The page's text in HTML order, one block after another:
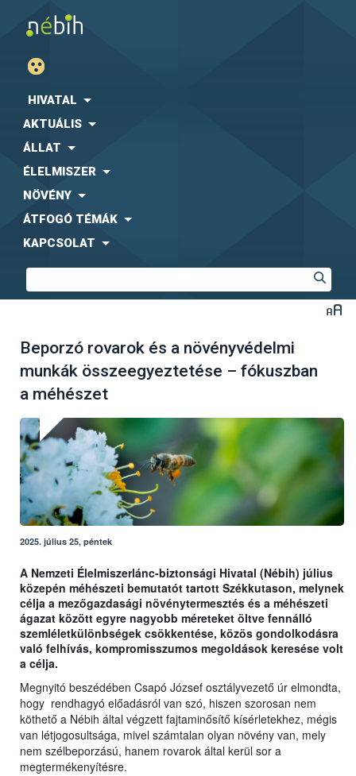
HIVATAL
AKTUÁLIS
ÁLLAT
ÉLELMISZER
NÖVÉNY
ÁTFOGÓ TÉMÁK
KAPCSOLAT
Beporzó rovarok és a növényvédelmi
munkák összeegyeztetése – fókuszban
a méhészet
2025. július 25, péntek
A Nemzeti Élelmiszerlánc-biztonsági Hivatal (Nébih) július
közepén méhészeti bemutatót tartott Székkutason, melynek
célja a mezőgazdasági növénytermesztés és a méhészeti
ágazat között egyre nagyobb méreteket öltve fennálló
szemléletkülönbségek csökkentése, közös gondolkodásra
való felhívás, kompromisszumos megoldások keresése volt
a célja.
Megnyitó beszédében Csapó József osztályvezető úr elmondta,
hogy rendhagyó előadásról van szó, hiszen szorosan nem
köthető a Nébih által végzett fajtaminősítő kísérletekhez, mégis
van létjogosultsága, mivel számtalan olyan növény van, mely
nem szélbeporzású, hanem rovarok által kerül sor a
megtermékenyítésre.